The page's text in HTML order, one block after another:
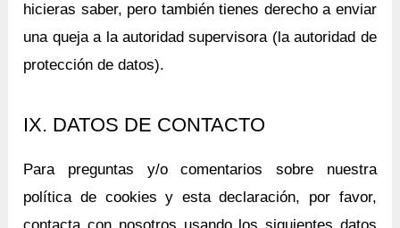
hicieras saber, pero también tienes derecho a enviar
una queja a la autoridad supervisora (la autoridad de
protección de datos).
IX. DATOS DE CONTACTO
Para preguntas y/o comentarios sobre nuestra
política de cookies y esta declaración, por favor,